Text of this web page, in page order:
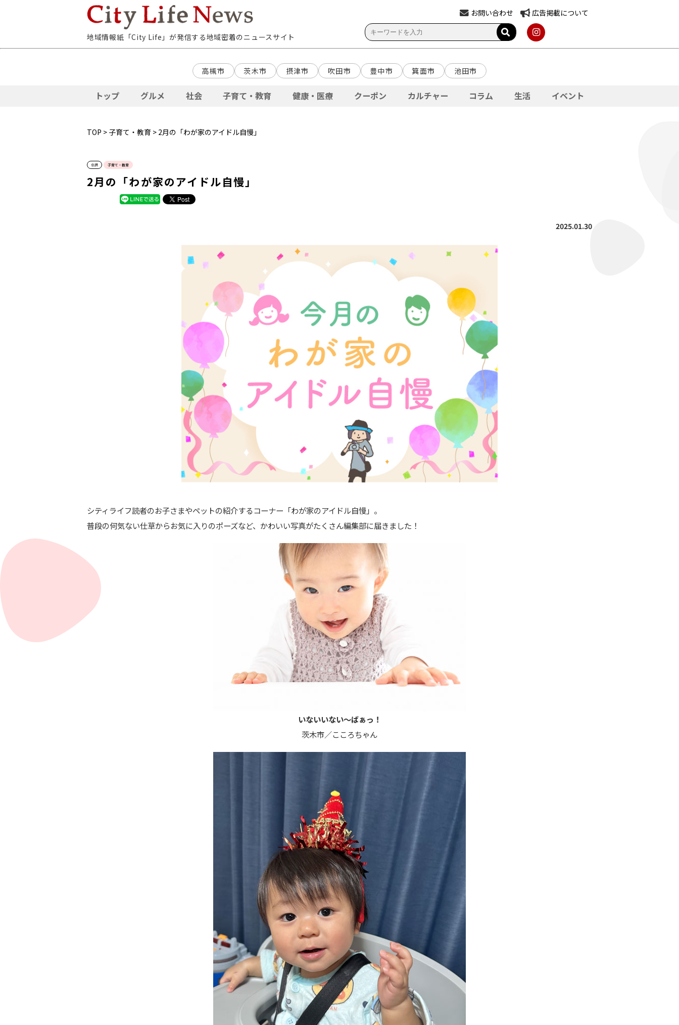
地域情報紙「City Life」が発信する地域密着のニュースサイト
お問い合わせ 広告掲載について
高槻市 茨木市 摂津市 吹田市 豊中市 箕面市 池田市
トップ グルメ 社会 子育て・教育 健康・医療 クーポン カルチャー コラム 生活 イベント
TOP > 子育て・教育 > 2月の「わが家のアイドル自慢」
北摂 子育て・教育
2月の「わが家のアイドル自慢」
2025.01.30
シティライフ読者のお子さまやペットの紹介するコーナー「わが家のアイドル自慢」。
普段の何気ない仕草からお気に入りのポーズなど、かわいい写真がたくさん編集部に届きました！
いないいない〜ばぁっ！
茨木市／こころちゃん